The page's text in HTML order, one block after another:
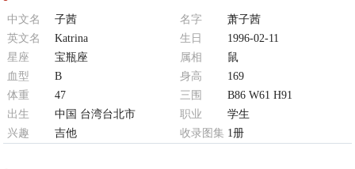
中文名 子茜 名字
萧子茜
英文名
Katrina 生日
1996-02-11
星座
宝瓶座 属相
鼠
血型
B 身高
169
体重
47 三围
B86 W61 H91
出生
中国 台湾台北市 职业
学生
兴趣
吉他 收录图集 1册